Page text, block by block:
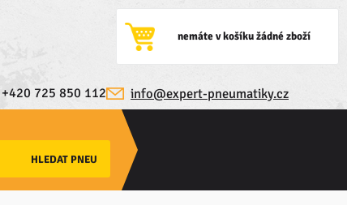
nemáte v košíku žádné zboží
info@expert-pneumatiky.cz
+420 725 850 112